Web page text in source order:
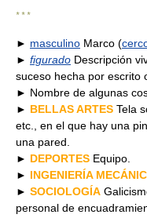
* * *
► masculino Marco (
► figurado Descripción
suceso hecha por escrito
► Nombre de algunas
► BELLAS ARTES Tela
etc., en el que hay una
una pared.
► DEPORTES Equipo.
► INGENIERÍA
► SOCIOLOGÍA
personal de